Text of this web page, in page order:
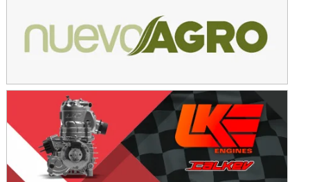
Juventud Unida (Tierra)
NORESTE SANTAFESINO - F6
Ciudad de Avellaneda (Asfalto)
Avellaneda (Santa Fe)
SUR SANTAFESINO - F4
José Samuel Sánchez (Tierra)
Rufino (Santa Fe)